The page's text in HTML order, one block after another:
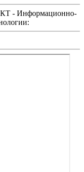
- Информационно-